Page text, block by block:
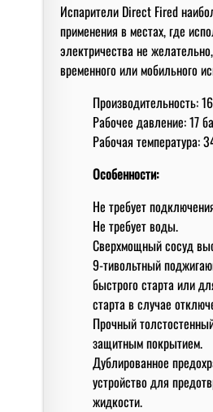
Испарители Direct Fired
применения в местах, где
электричества не
временного или мобильного
Производительность:
Рабочее давление: 17
Рабочая температура:
Особенности:
Не требует
Не требует воды.
Сверхмощный сосуд
9-тивольтный
быстрого старта или
старта в случае
Прочный
защитным покрытием.
Дублированное
устройство для
жидкости.